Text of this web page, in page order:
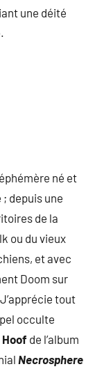
une déité
né et
; depuis une
de la
ou du vieux
et avec
Doom sur
tout
occulte
Hoof de l’album
Necrosphere